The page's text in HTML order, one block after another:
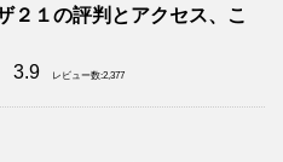
２１の評判とアクセス、こ
3.9
レビュー数:2,377